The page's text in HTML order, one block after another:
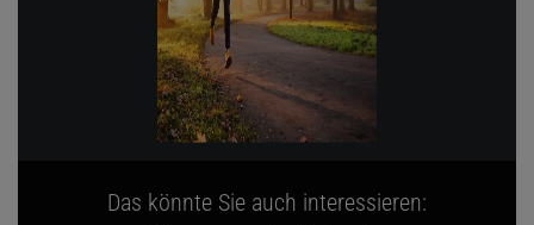
Das könnte Sie auch interessieren: